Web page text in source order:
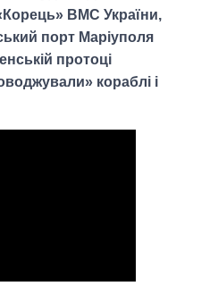
ВМС України,
порт Маріуполя
протоці
кораблі і